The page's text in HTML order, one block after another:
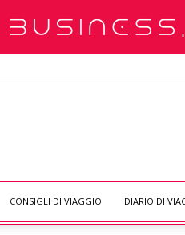
CONSIGLI DI VIAGGIO DIARIO DI